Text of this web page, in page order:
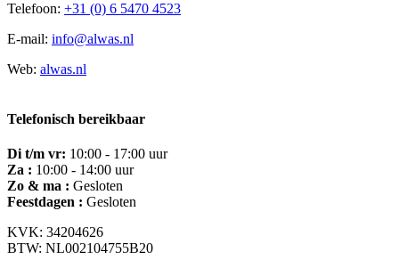
Telefoon: +31 (0) 6 5470 4523
E-mail: info@alwas.nl
Web: alwas.nl
Telefonisch bereikbaar
Di t/m vr: 10:00 - 17:00 uur
Za : 10:00 - 14:00 uur
Zo & ma : Gesloten
Feestdagen : Gesloten
KVK: 34204626
BTW: NL002104755B20